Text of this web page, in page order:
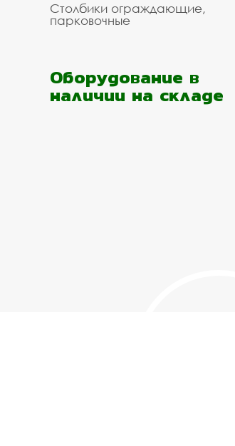
Столбики ограждающие,
парковочные
Оборудование в
наличии на складе